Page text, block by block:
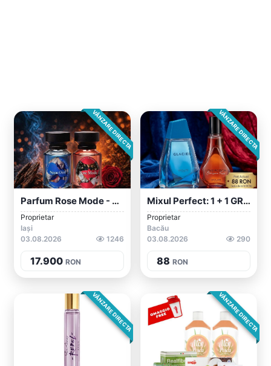
VÂNZARE DIRECTA
Parfum Rose Mode - Eleganță Și Rafinamen...
Proprietar
Iași
03.08.2026
1246
17.900 RON
VÂNZARE DIRECTA
Mixul Perfect: 1 + 1 GRATIS! Parfumuri O...
Proprietar
Bacău
03.08.2026
290
88 RON
VÂNZARE DIRECTA VÂNZARE DIRECTA